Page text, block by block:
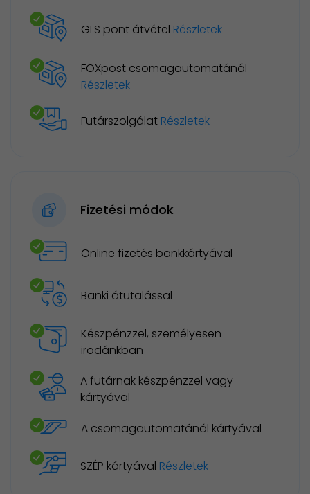
GLS pont átvétel Részletek
FOXpost csomagautomatánál
Részletek
Futárszolgálat Részletek
Fizetési módok
Online fizetés bankkártyával
Banki átutalással
Készpénzzel, személyesen
irodánkban
A futárnak készpénzzel vagy
kártyával
A csomagautomatánál kártyával
SZÉP kártyával Részletek